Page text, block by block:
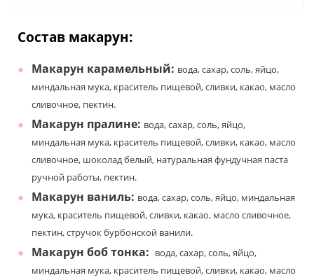
Состав макарун:
Макарун карамельный: вода, сахар, соль, яйцо,
миндальная мука, краситель пищевой, сливки, какао, масло
сливочное, пектин.
Макарун пралине: вода, сахар, соль, яйцо,
миндальная мука, краситель пищевой, сливки, какао, масло
сливочное, шоколад белый, натуральная фундучная паста
ручной работы, пектин.
Макарун ваниль: вода, сахар, соль, яйцо, миндальная
мука, краситель пищевой, сливки, какао, масло сливочное,
пектин, стручок бурбонской ванили.
Макарун боб тонка: вода, сахар, соль, яйцо,
миндальная мука, краситель пищевой, сливки, какао, масло